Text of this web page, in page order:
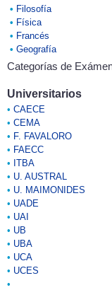
• Filosofía
• Física
• Francés
• Geografía
Categorías de
Universitarios
• CAECE
• CEMA
• F. FAVALORO
• FAECC
• ITBA
• U. AUSTRAL
• U. MAIMONIDES
• UADE
• UAI
• UB
• UBA
• UCA
• UCES
•